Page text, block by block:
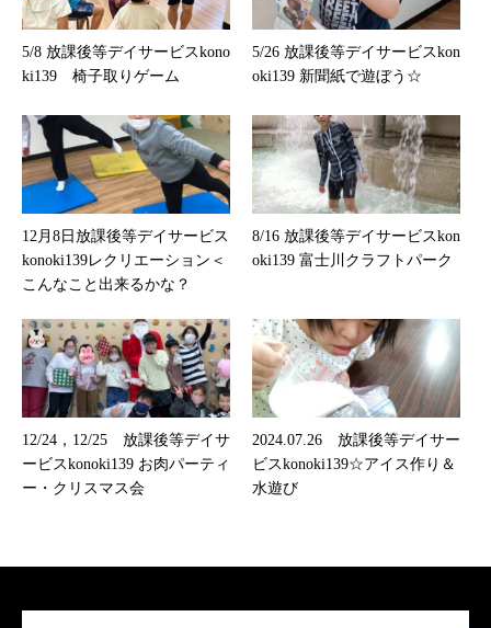
5/8 放課後等デイサービスkono
ki139 椅子取りゲーム
5/26 放課後等デイサービスkon
oki139 新聞紙で遊ぼう☆
12月8日放課後等デイサービス
konoki139レクリエーション＜
こんなこと出来るかな？
8/16 放課後等デイサービスkon
oki139 富士川クラフトパーク
12/24，12/25 放課後等デイサ
ービスkonoki139 お肉パーティ
ー・クリスマス会
2024.07.26 放課後等デイサー
ビスkonoki139☆アイス作り＆
水遊び